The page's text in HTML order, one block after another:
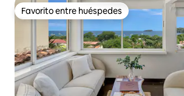
Favorito entre huéspedes
Favorito entre huéspedes